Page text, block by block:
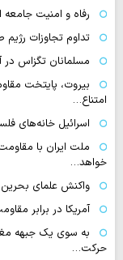
رفاه و امنیت
تداوم تجاوزات
مسلمانان تگزاس
بیروت، پایتخت
امتناع…
اسرائیل خانه‌های
ملت ایران با
خواهد…
واکنش علمای
آمریکا در برابر
به سوی یک جبهه
حرکت…